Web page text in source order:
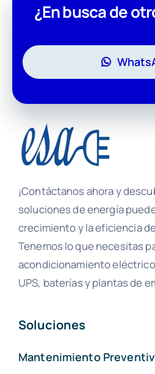
¿En busca de
¡Contáctanos ahora y
soluciones de energía
crecimiento y la eficiencia
Tenemos lo que necesitas
acondicionamiento
UPS, baterías y plantas de
Soluciones
Mantenimiento